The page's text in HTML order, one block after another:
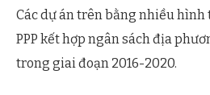
Các dự án trên bằng nhiều hình
PPP kết hợp ngân sách địa
trong giai đoạn 2016-2020.